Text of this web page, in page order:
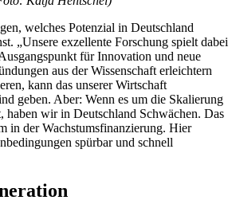
welches Potenzial in Deutschland
„Unsere exzellente Forschung spielt dabei
für Innovation und neue
aus der Wissenschaft erleichtern
kann das unserer Wirtschaft
geben. Aber: Wenn es um die Skalierung
haben wir in Deutschland Schwächen. Das
in der Wachstumsfinanzierung. Hier
spürbar und schnell